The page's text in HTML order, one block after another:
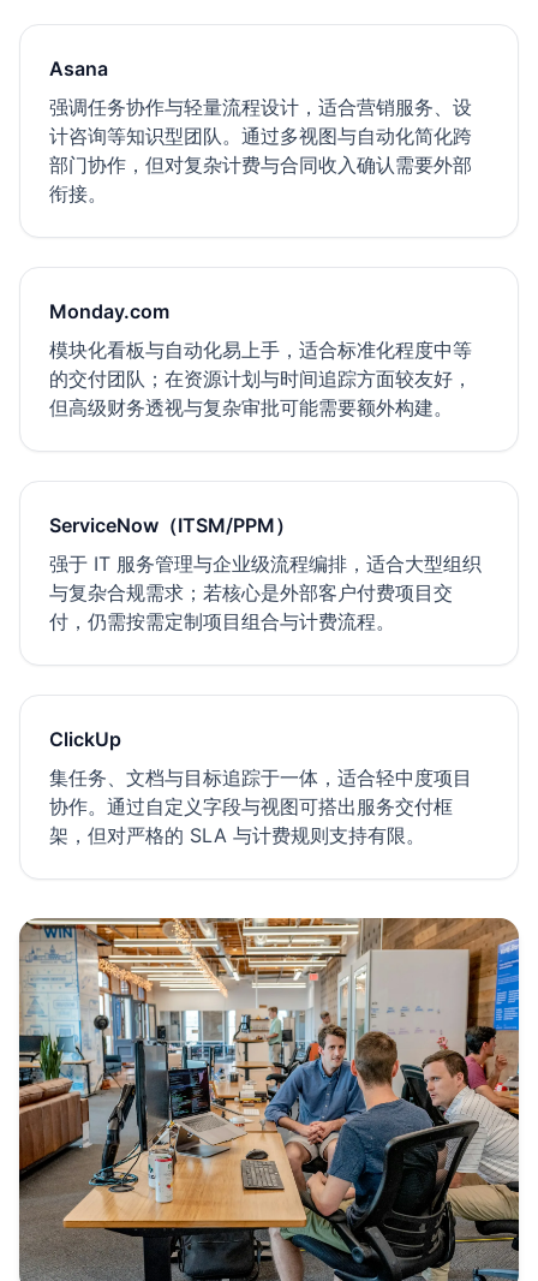
Asana
强调任务协作与轻量流程设计，适合营销服务、设
计咨询等知识型团队。通过多视图与自动化简化跨
部门协作，但对复杂计费与合同收入确认需要外部
衔接。
Monday.com
模块化看板与自动化易上手，适合标准化程度中等
的交付团队；在资源计划与时间追踪方面较友好，
但高级财务透视与复杂审批可能需要额外构建。
ServiceNow（ITSM/PPM）
强于 IT 服务管理与企业级流程编排，适合大型组织
与复杂合规需求；若核心是外部客户付费项目交
付，仍需按需定制项目组合与计费流程。
ClickUp
集任务、文档与目标追踪于一体，适合轻中度项目
协作。通过自定义字段与视图可搭出服务交付框
架，但对严格的 SLA 与计费规则支持有限。